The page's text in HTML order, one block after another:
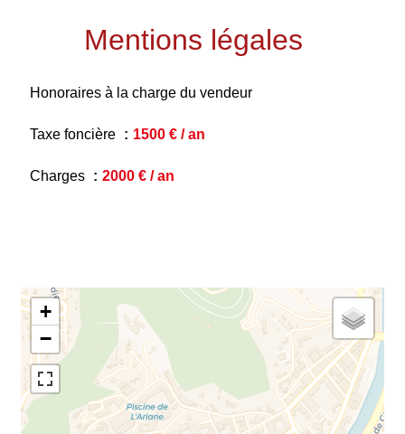
Mentions légales
Honoraires à la charge du vendeur
Taxe foncière 1500 € / an
Charges 2000 € / an
+
−